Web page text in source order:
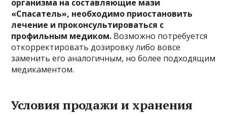
организма на составляющие мази
«Спасатель», необходимо приостановить
лечение и проконсультироваться с
профильным медиком. Возможно потребуется
откорректировать дозировку либо вовсе
заменить его аналогичным, но более подходящим
медикаментом.
Условия продажи и хранения